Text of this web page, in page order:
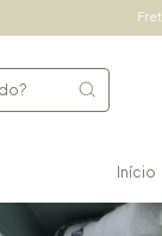
Frete grátis em compras
Início